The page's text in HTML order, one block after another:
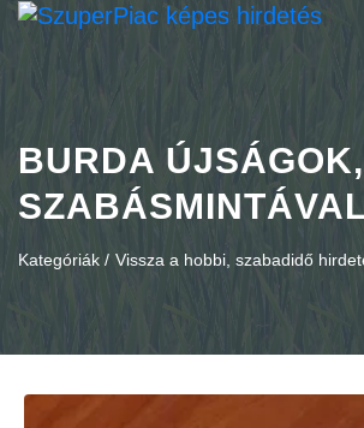
BURDA ÚJSÁGOK,
Kategóriák / Vissza a hobbi, szabadidő